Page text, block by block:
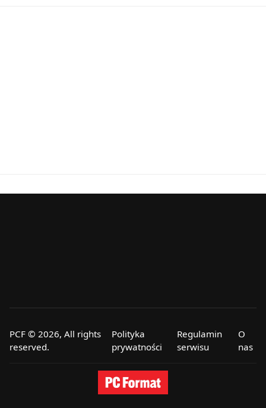
PCF © 2026, All rights
reserved.
Polityka
prywatności
Regulamin
serwisu
O
nas